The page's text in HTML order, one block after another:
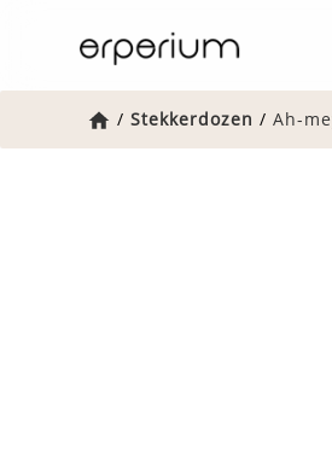
Home
/ Stekkerdozen / Ah-